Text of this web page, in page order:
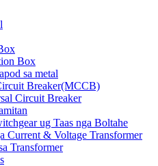
Box
sa metal
Breaker(MCCB)
Circuit Breaker
ug Taas nga Boltahe
Current & Voltage Transformer
Transformer